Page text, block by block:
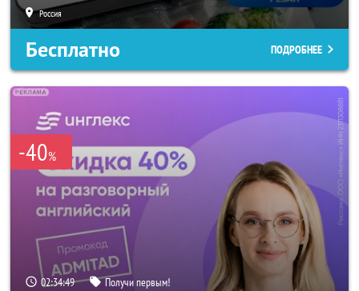
Россия
Бесплатно ПОДРОБНЕЕ
-40%
02:34:47 Получи первым!